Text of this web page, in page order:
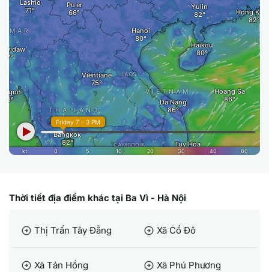
Thời tiết địa điểm khác tại Ba Vì - Hà Nội
arrow_circle_right Thị Trấn Tây Đằng arrow_circle_right Xã Cổ Đô
arrow_circle_right Xã Tản Hồng arrow_circle_right Xã Phú Phương